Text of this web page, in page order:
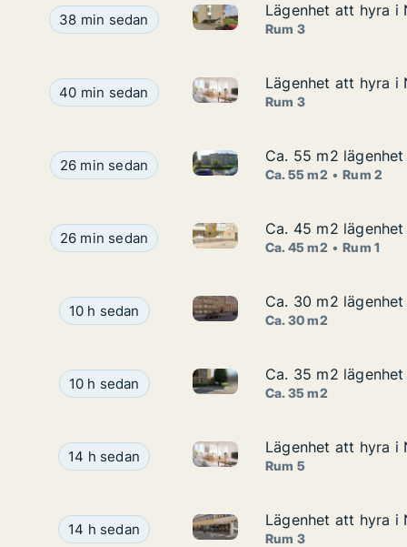
Lägenhet att hyra i Norrköping, Ljuragatan
38 min sedan Lägenhet att hyra iLägenhet att hyra i
Lägenhet att hyra i
Rum 3
Lägenhet att hyra i Norrköping, SÃ¥garegrÃ¤nd
40 min sedan Lägenhet att hyra iLägenhet att hyra i
Lägenhet att hyra i
Rum 3
Ca. 55 m2 lägenhet att hyra i Norrköping,
26 min sedan Ca. 55 m2 lägenhet att hyra
Ca. 55 m2
Ca. 55 m2
Ca. 55 m2 Rum 2
Ca. 45 m2 lägenhet att hyra i Norrköping,
26 min sedan Ca. 45 m2 lägenhet att hyra i
Ca. 45 m2
Ca. 45 m2
Ca. 45 m2 Rum 1
Ca. 30 m2 lägenhet att hyra i Norrköping,
10 h sedan Ca. 30 m2 lägenhet att hyra i
Ca. 30 m2
Ca. 30 m2
Ca. 30 m2
Ca. 35 m2 lägenhet att hyra i Norrköping,
10 h sedan Ca. 35 m2 lägenhet att hyra i
Ca. 35 m2
Ca. 35 m2
Ca. 35 m2
Lägenhet att hyra i Norrköping, BÃ¤ckgatan
14 h sedan Lägenhet att hyra iLägenhet att hyra i
Lägenhet att hyra i
Rum 5
Lägenhet att hyra i Norrköping, BrÃ¤nnerigatan
14 h sedan Lägenhet att hyra iLägenhet att hyra i
Lägenhet att hyra i
Rum 3